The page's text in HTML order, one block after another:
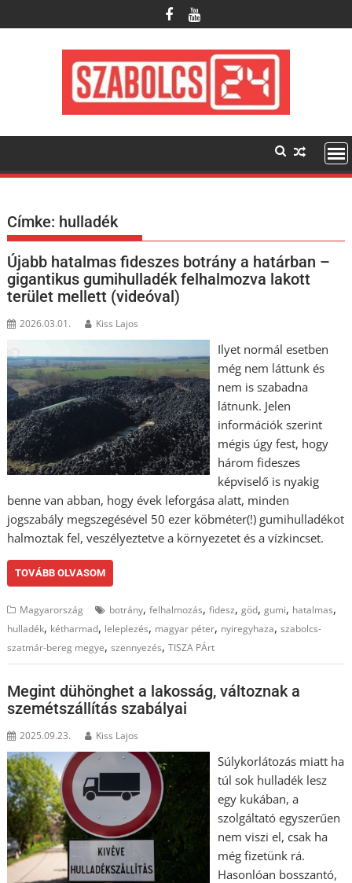
to
Címke: hulladék
Újabb hatalmas fideszes botrány a határban –
gigantikus gumihulladék felhalmozva lakott
terület mellett (videóval)
2026.03.01. Kiss Lajos
Ilyet normál esetben
még nem láttunk és
nem is szabadna
látnunk. Jelen
információk szerint
mégis úgy fest, hogy
három fideszes
képviselő is nyakig
benne van abban, hogy évek leforgása alatt, minden
jogszabály megszegésével 50 ezer köbméter(!) gumihulladékot
halmoztak fel, veszélyeztetve a környezetet és a vízkincset.
TOVÁBB OLVASOM
Magyarország botrány,felhalmozás,fidesz,göd,gumi, hatalmas,
hulladék, kétharmad, leleplezés, magyar péter, nyiregyhaza,szabolcs-
szatmár-bereg megye,szennyezés,TISZA PÁrt
Megint dühönghet a lakosság, változnak a
szemétszállítás szabályai
2025.09.23. Kiss Lajos
Súlykorlátozás miatt ha
túl sok hulladék lesz
egy kukában, a
szolgáltató egyszerűen
nem viszi el, csak ha
még fizetünk rá.
Hasonlóan bosszantó,